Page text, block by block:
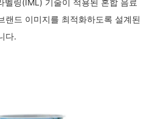
링(IML) 기술이 적용된 혼합 음료
랜드 이미지를 최적화하도록 설계된
다.